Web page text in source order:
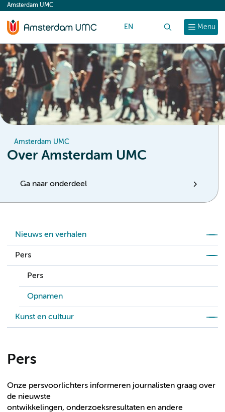
content
Menu
Amsterdam UMC
EN
Amsterdam UMC
Over Amsterdam UMC
Ga naar onderdeel
Nieuws en verhalen
Pers
Pers
Opnamen
Kunst en cultuur
Pers
Onze persvoorlichters informeren journalisten graag over
de nieuwste
ontwikkelingen, onderzoeksresultaten en andere